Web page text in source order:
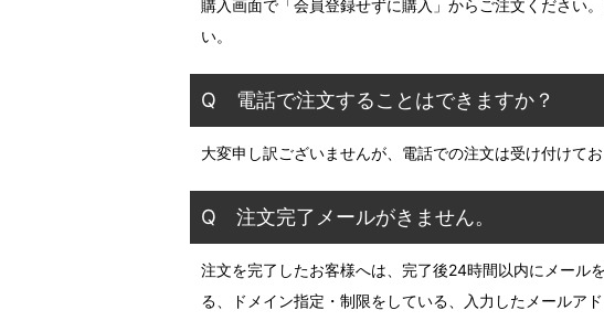
購入画面で「会員登録せずに購入」からご注文ください
い。
Q 電話で注文することはできますか？
大変申し訳ございませんが、電話での注文は受け付けてお
Q 注文完了メールがきません。
注文を完了したお客様へは、完了後24時間以内にメール
る、ドメイン指定・制限をしている、入力したメールア